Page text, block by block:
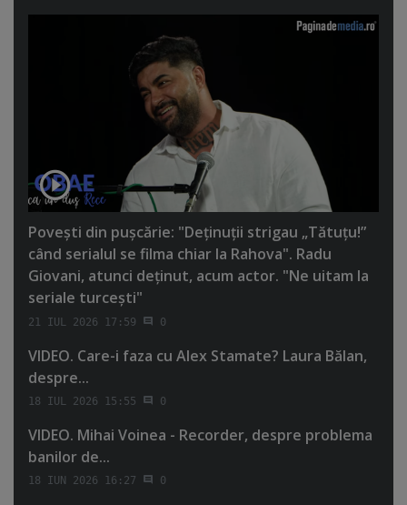
Poveşti din puşcărie: "Deţinuţii strigau „Tătuţu!”
când serialul se filma chiar la Rahova". Radu
Giovani, atunci deţinut, acum actor. "Ne uitam la
seriale turceşti"
21 IUL 2026 17:59 0
VIDEO. Care-i faza cu Alex Stamate? Laura Bălan,
despre...
18 IUL 2026 15:55 0
VIDEO. Mihai Voinea - Recorder, despre problema
banilor de...
18 IUN 2026 16:27 0